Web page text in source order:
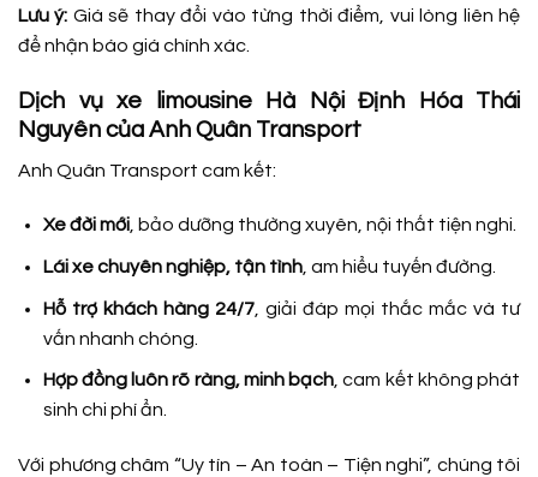
Lưu ý: Giá sẽ thay đổi vào từng thời điểm, vui lòng liên hệ
để nhận báo giá chính xác.
Dịch vụ xe limousine Hà Nội Định Hóa Thái
Nguyên của Anh Quân Transport
Anh Quân Transport cam kết:
Xe đời mới, bảo dưỡng thường xuyên, nội thất tiện nghi.
Lái xe chuyên nghiệp, tận tình, am hiểu tuyến đường.
Hỗ trợ khách hàng 24/7, giải đáp mọi thắc mắc và tư
vấn nhanh chóng.
Hợp đồng luôn rõ ràng, minh bạch, cam kết không phát
sinh chi phí ẩn.
Với phương châm “Uy tín – An toàn – Tiện nghi”, chúng tôi